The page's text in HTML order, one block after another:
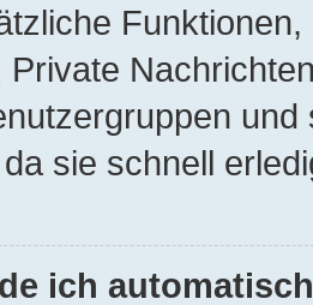
Private
sie schnell
ich